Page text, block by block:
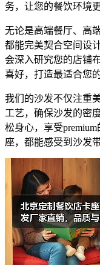
务，让您的餐饮环境
无论是高端餐厅、高
都能完美契合空间设
会深入研究您的店铺
喜好，打造最适合您
我们的沙发不仅注重
工艺，确保沙发的密
松身心，享受
座，都能感受到沙发